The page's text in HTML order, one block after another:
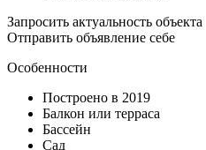
Запросить актуальность объекта
Отправить объявление себе
Особенности
Построено в 2019
Балкон или терраса
Бассейн
Сад